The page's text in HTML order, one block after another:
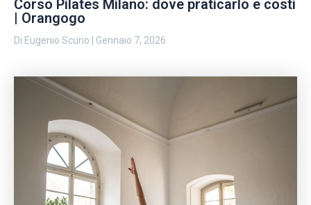
Corso Pilates Milano: dove praticarlo e costi
| Orangogo
Di Eugenio Scurio Gennaio 7, 2026